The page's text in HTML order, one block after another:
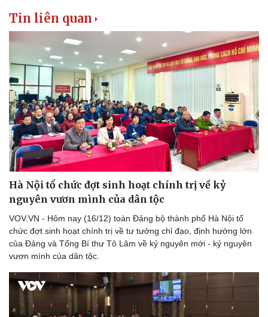
Tin liên quan
Hà Nội tổ chức đợt sinh hoạt chính trị về kỷ
nguyên vươn mình của dân tộc
VOV.VN - Hôm nay (16/12) toàn Đảng bộ thành phố Hà Nội tổ
chức đợt sinh hoạt chính trị về tư tưởng chỉ đạo, định hướng lớn
của Đảng và Tổng Bí thư Tô Lâm về kỷ nguyên mới - kỷ nguyên
vươn mình của dân tộc.